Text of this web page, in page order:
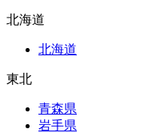
北海道
北海道
東北
青森県
岩手県